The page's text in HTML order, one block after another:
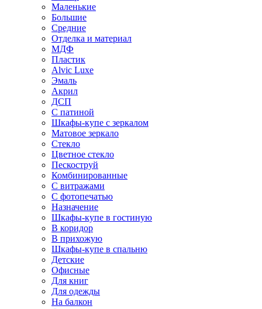
Маленькие
Большие
Средние
Отделка и материал
МДФ
Пластик
Alvic Luxe
Эмаль
Акрил
ДСП
С патиной
Шкафы-купе с зеркалом
Матовое зеркало
Стекло
Цветное стекло
Пескоструй
Комбинированные
С витражами
С фотопечатью
Назначение
Шкафы-купе в гостиную
В коридор
В прихожую
Шкафы-купе в спальню
Детские
Офисные
Для книг
Для одежды
На балкон